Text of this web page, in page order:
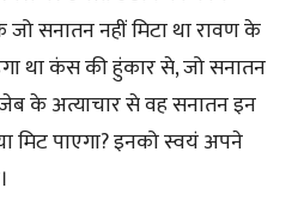
सनातन नहीं मिटा था रावण के
था कंस की हुंकार से, जो सनातन
के अत्याचार से वह सनातन इन
मिट पाएगा? इनको स्वयं अपने